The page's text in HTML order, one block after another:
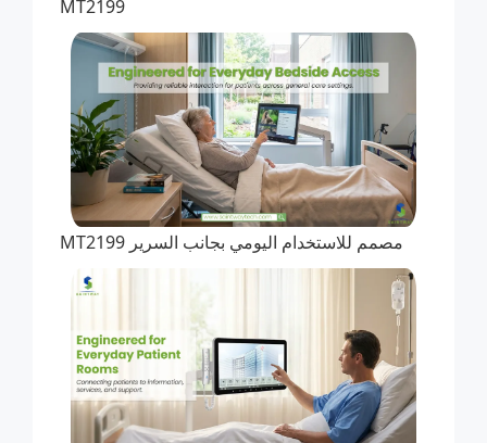
MT2199
مصمم للاستخدام اليومي بجانب السرير MT2199